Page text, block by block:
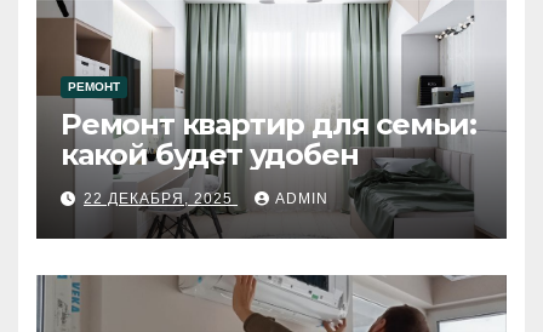
РЕМОНТ
Ремонт квартир для семьи:
какой будет удобен
22 ДЕКАБРЯ, 2025 ADMIN